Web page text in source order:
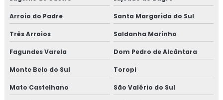
Arroio do Padre Santa Margarida do Sul
Três Arroios Saldanha Marinho
Fagundes Varela Dom Pedro de Alcântara
Monte Belo do Sul Toropi
Mato Castelhano São Valério do Sul